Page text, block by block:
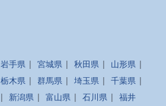
岩手県 | 宮城県 | 秋田県 | 山形県 |
栃木県 | 群馬県 | 埼玉県 | 千葉県 |
| 新潟県 | 富山県 | 石川県 | 福井